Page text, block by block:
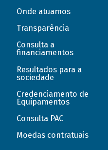
Onde atuamos
Transparência
Consulta a
financiamentos
Resultados para a
sociedade
Credenciamento de
Equipamentos
Consulta PAC
Moedas contratuais